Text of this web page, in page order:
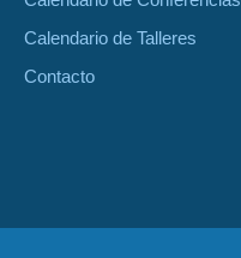
Calendario de Talleres
Contacto